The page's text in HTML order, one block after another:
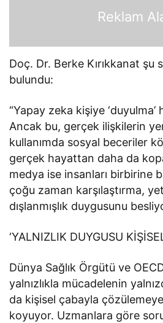
Reklam
Doç. Dr. Berke Kırıkkanat şu
bulundu:
“Yapay zeka kişiye
Ancak bu, gerçek ilişkilerin
kullanımda sosyal beceriler
gerçek hayattan daha da
medya ise insanları birbirine
çoğu zaman karşılaştırma,
dışlanmışlık duygusunu
‘YALNIZLIK DUYGUSU
Dünya Sağlık Örgütü ve
yalnızlıkla mücadelenin
da kişisel çabayla
koyuyor. Uzmanlara göre